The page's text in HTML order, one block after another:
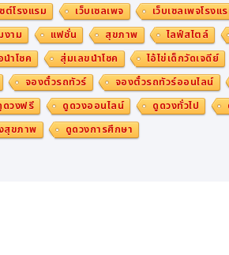
ต์โรงแรม เว็บเซลเพจ เว็บเซลเพจโรงแ
งาม แฟชั่น สุขภาพ ไลฟ์สไตล์
ำโชค สุ่มเลขนำโชค ไอ้ไข่เด็กวัดเจดีย์
จองตั๋วรถทัวร์ จองตั๋วรถทัวร์ออนไลน์
ดวงฟรี ดูดวงออนไลน์ ดูดวงทั่วไป
สุขภาพ
ดูดวงการศึกษา